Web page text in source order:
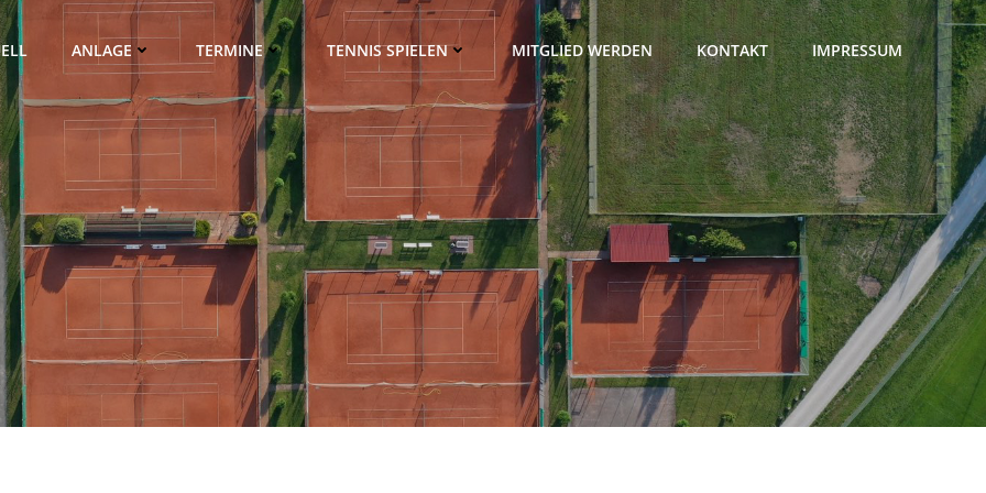
ANLAGE TERMINE TENNIS SPIELEN MITGLIED WERDEN KONTAKT IMPRESSUM